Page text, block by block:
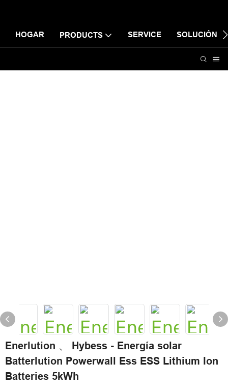
HOGAR PRODUCTS SERVICE SOLUCIÓN
Enerlution 、 Hybess - Energía solar
Batterlution Powerwall Ess ESS Lithium Ion
Batteries 5kWh